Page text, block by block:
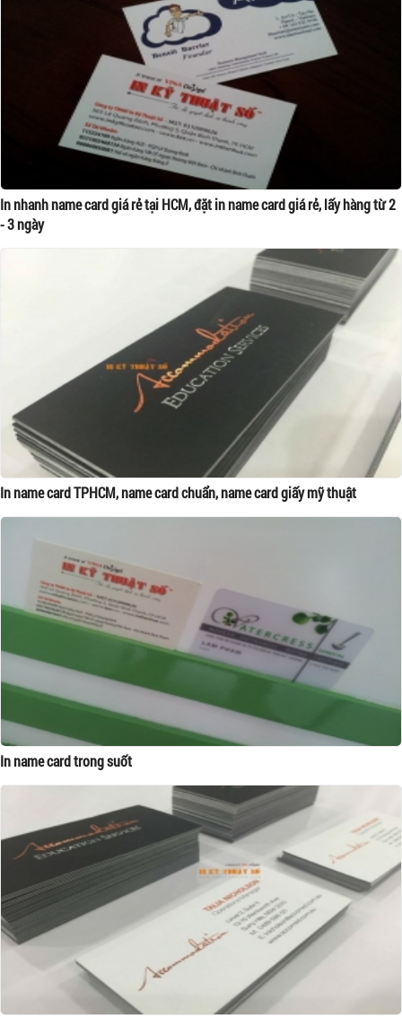
In nhanh name card giá rẻ tại HCM, đặt in name card giá rẻ, lấy hàng từ 2
- 3 ngày
In name card TPHCM, name card chuẩn, name card giấy mỹ thuật
In name card trong suốt